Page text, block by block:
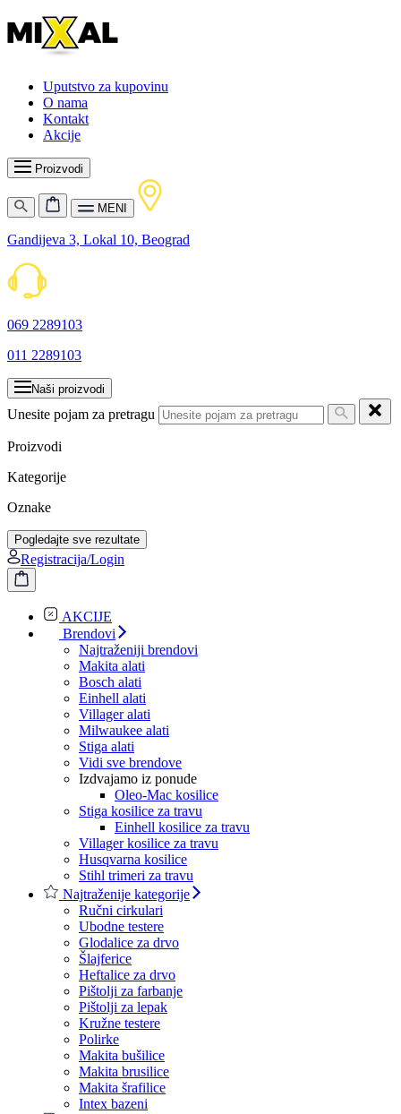
Uputstvo za kupovinu
O nama
Kontakt
Akcije
Proizvodi
MENI
Gandijeva 3, Lokal 10, Beograd
069 2289103
011 2289103
Naši proizvodi
Unesite pojam za pretragu
Proizvodi
Kategorije
Oznake
Pogledajte sve rezultate
Registracija/Login
AKCIJE
Brendovi
Najtraženiji brendovi
Makita alati
Bosch alati
Einhell alati
Villager alati
Milwaukee alati
Stiga alati
Vidi sve brendove
Izdvajamo iz ponude
Oleo-Mac kosilice
Stiga kosilice za travu
Einhell kosilice za travu
Villager kosilice za travu
Husqvarna kosilice
Stihl trimeri za travu
Najtraženije kategorije
Ručni cirkulari
Ubodne testere
Glodalice za drvo
Šlajferice
Heftalice za drvo
Pištolji za farbanje
Pištolji za lepak
Kružne testere
Polirke
Makita bušilice
Makita brusilice
Makita šrafilice
Intex bazeni